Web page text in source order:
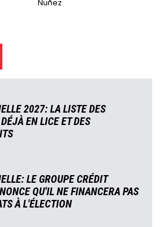
Nuñez
2027: LA LISTE DES
EN LICE ET DES
LE GROUPE CRÉDIT
QU'IL NE FINANCERA PAS
À L'ÉLECTION